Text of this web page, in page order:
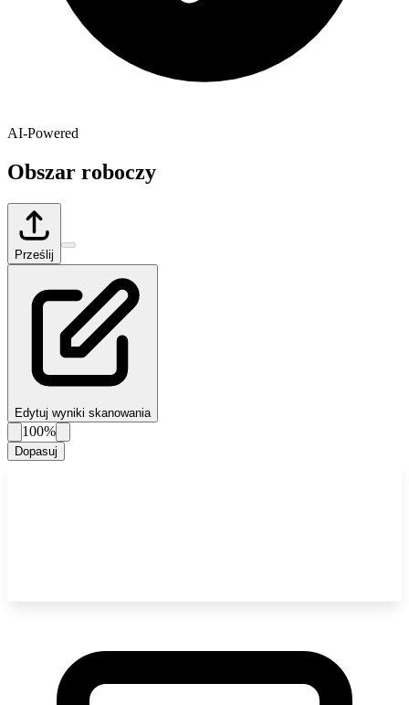
AI-Powered
Obszar roboczy
Prześlij
Edytuj wyniki skanowania
100%
Dopasuj